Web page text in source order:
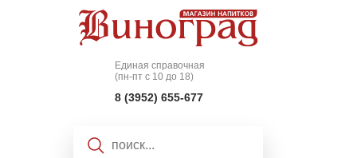
Единая справочная
(пн-пт с 10 до 18)
8 (3952) 655-677